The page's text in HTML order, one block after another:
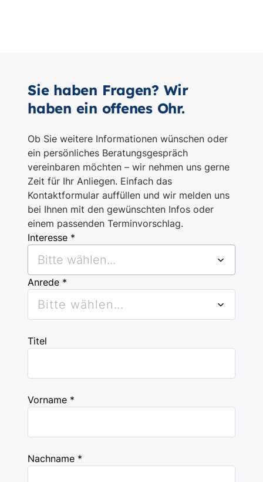
Sie haben Fragen? Wir
haben ein offenes Ohr.
Ob Sie weitere Informationen wünschen oder
ein persönliches Beratungsgespräch
vereinbaren möchten – wir nehmen uns gerne
Zeit für Ihr Anliegen. Einfach das
Kontaktformular auffüllen und wir melden uns
bei Ihnen mit den gewünschten Infos oder
einem passenden Terminvorschlag.
Interesse *
Bitte wählen...
Anrede *
Bitte wählen...
Titel
Vorname *
Nachname *